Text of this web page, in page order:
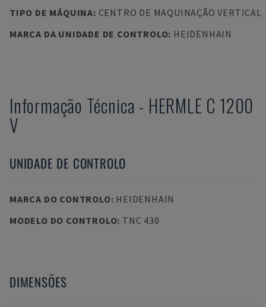
TIPO DE MÁQUINA: CENTRO DE MAQUINAÇÃO VERTICAL
MARCA DA UNIDADE DE CONTROLO: HEIDENHAIN
Informação Técnica - HERMLE C 1200
V
UNIDADE DE CONTROLO
MARCA DO CONTROLO: HEIDENHAIN
MODELO DO CONTROLO: TNC 430
DIMENSÕES